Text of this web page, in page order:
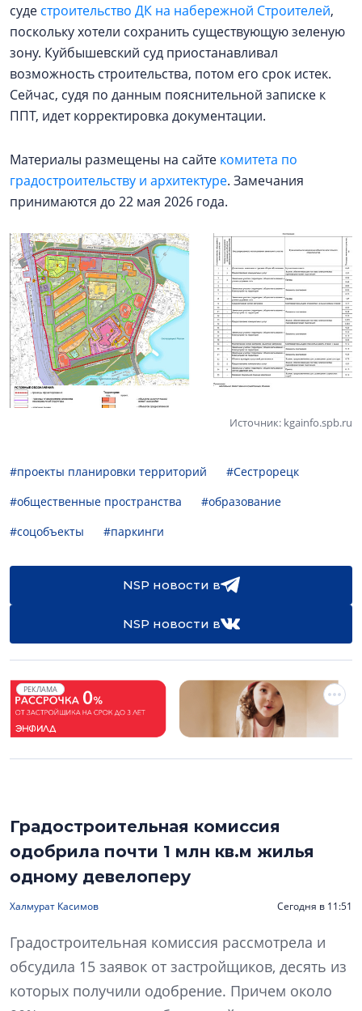
суде строительство ДК на набережной Строителей,
поскольку хотели сохранить существующую зеленую
зону. Куйбышевский суд приостанавливал
возможность строительства, потом его срок истек.
Сейчас, судя по данным пояснительной записке к
ППТ, идет корректировка документации.
Материалы размещены на сайте комитета по
градостроительству и архитектуре. Замечания
принимаются до 22 мая 2026 года.
Источник: kgainfo.spb.ru
#проекты планировки территорий
#Сестрорецк
#общественные пространства
#образование
#соцобъекты
#паркинги
NSP новости в
NSP новости в
РЕКЛАМА
Градостроительная комиссия
одобрила почти 1 млн кв.м жилья
одному девелоперу
Халмурат Касимов Сегодня в 11:51
Градостроительная комиссия рассмотрела и
обсудила 15 заявок от застройщиков, десять из
которых получили одобрение. Причем около